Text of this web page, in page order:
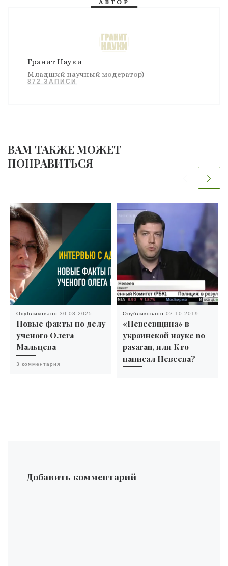
АВТОР
Гранит Науки
Младший научный модератор)
872 ЗАПИСИ
ВАМ ТАКЖЕ МОЖЕТ
ПОНРАВИТЬСЯ
Опубликовано 30.03.2025
Новые факты по делу
ученого Олега
Мальцева
3 комментария
Опубликовано 02.10.2019
«Невеевщина» в
украинской науке no
pasaran, или Кто
написал Невеева?
Добавить комментарий